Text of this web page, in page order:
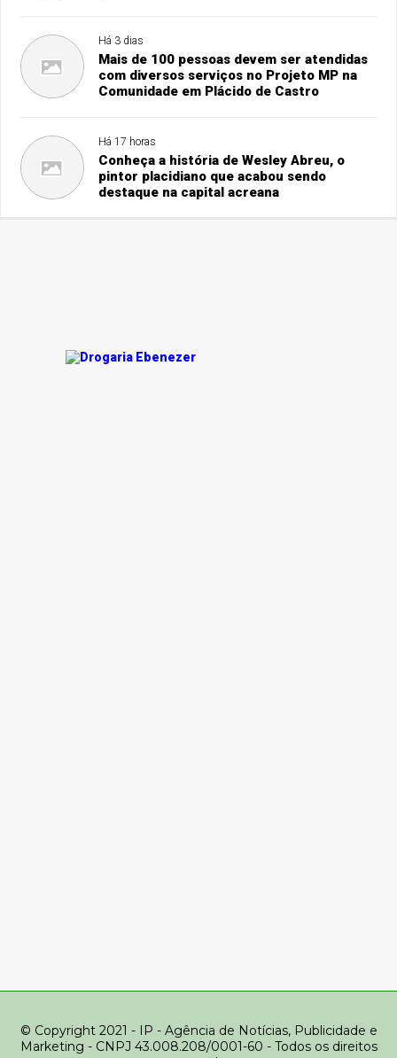
Há 3 dias
Mais de 100 pessoas devem ser atendidas
com diversos serviços no Projeto MP na
Comunidade em Plácido de Castro
Há 17 horas
Conheça a história de Wesley Abreu, o
pintor placidiano que acabou sendo
destaque na capital acreana
© Copyright 2021 - IP - Agência de Notícias, Publicidade e
Marketing - CNPJ 43.008.208/0001-60 - Todos os direitos